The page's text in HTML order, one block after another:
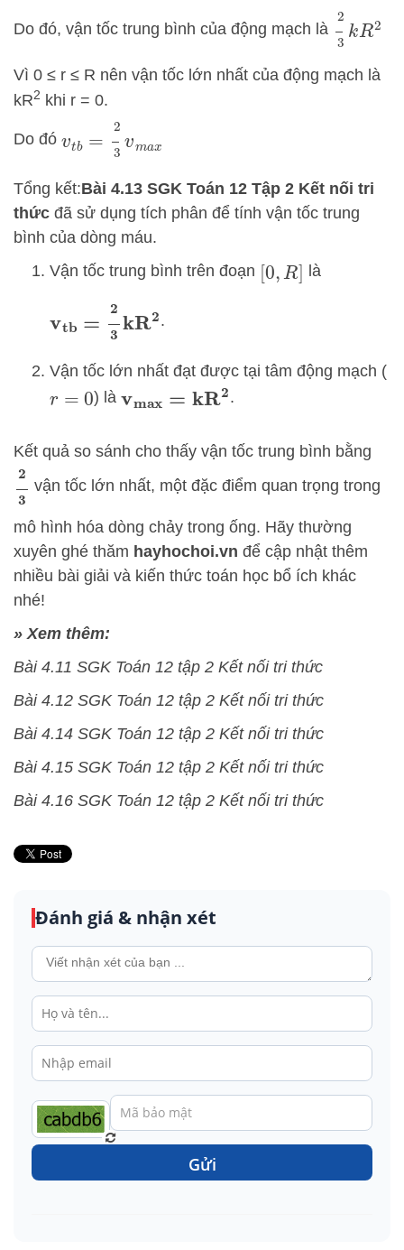
Do đó, vận tốc trung bình của động mạch là 2 3 kR2
Vì 0 ≤ r ≤ R nên vận tốc lớn nhất của động mạch là
kR2 khi r = 0.
Do đó 3
Tổng kết:Bài 4.13 SGK Toán 12 Tập 2 Kết nối tri
thức đã sử dụng tích phân để tính vận tốc trung
bình của dòng máu.
Vận tốc trung bình trên đoạn 0,R] là
kR 2 .
Vận tốc lớn nhất đạt được tại tâm động mạch (
r=0 ) làvmax =kR2 .
Kết quả so sánh cho thấy vận tốc trung bình bằng
23vận tốc lớn nhất, một đặc điểm quan trọng trong
mô hình hóa dòng chảy trong ống. Hãy thường
xuyên ghé thăm hayhochoi.vn để cập nhật thêm
nhiều bài giải và kiến thức toán học bổ ích khác
nhé!
» Xem thêm:
Bài 4.11 SGK Toán 12 tập 2 Kết nối tri thức
Bài 4.12 SGK Toán 12 tập 2 Kết nối tri thức
Bài 4.14 SGK Toán 12 tập 2 Kết nối tri thức
Bài 4.15 SGK Toán 12 tập 2 Kết nối tri thức
Bài 4.16 SGK Toán 12 tập 2 Kết nối tri thức
Đánh giá & nhận xét
Gửi